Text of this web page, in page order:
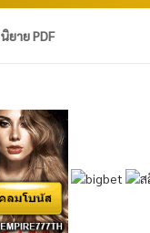
นิยาย PDF